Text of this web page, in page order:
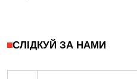
СЛІДКУЙ ЗА НАМИ